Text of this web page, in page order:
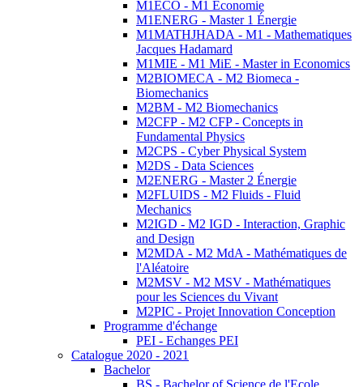
M1ECO - M1 Economie
M1ENERG - Master 1 Énergie
M1MATHJHADA - M1 - Mathematiques
Jacques Hadamard
M1MIE - M1 MiE - Master in Economics
M2BIOMECA - M2 Biomeca -
Biomechanics
M2BM - M2 Biomechanics
M2CFP - M2 CFP - Concepts in
Fundamental Physics
M2CPS - Cyber Physical System
M2DS - Data Sciences
M2ENERG - Master 2 Énergie
M2FLUIDS - M2 Fluids - Fluid
Mechanics
M2IGD - M2 IGD - Interaction, Graphic
and Design
M2MDA - M2 MdA - Mathématiques de
l'Aléatoire
M2MSV - M2 MSV - Mathématiques
pour les Sciences du Vivant
M2PIC - Projet Innovation Conception
Programme d'échange
PEI - Echanges PEI
Catalogue 2020 - 2021
Bachelor
BS - Bachelor of Science de l'Ecole